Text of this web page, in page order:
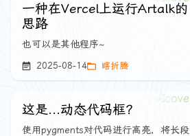
一种在Vercel上运行Artalk的
思路
也可以是其他程序~
2025-08-14 瞎折腾
这是...动态代码框？
使用pygments对代码进行高亮，将长段